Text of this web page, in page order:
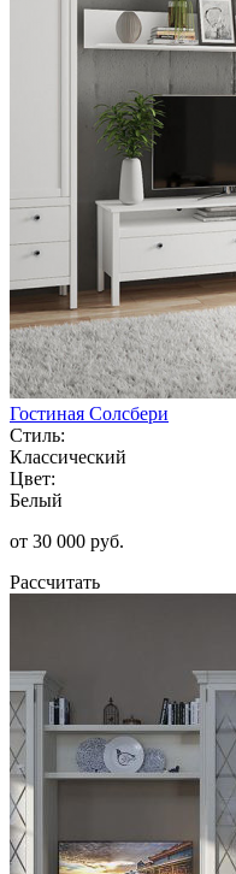
Гостиная Солсбери
Стиль:
Классический
Цвет:
Белый
от 30 000 руб.
Рассчитать